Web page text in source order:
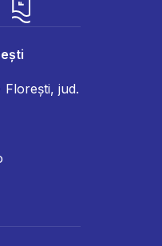
Florești, jud.